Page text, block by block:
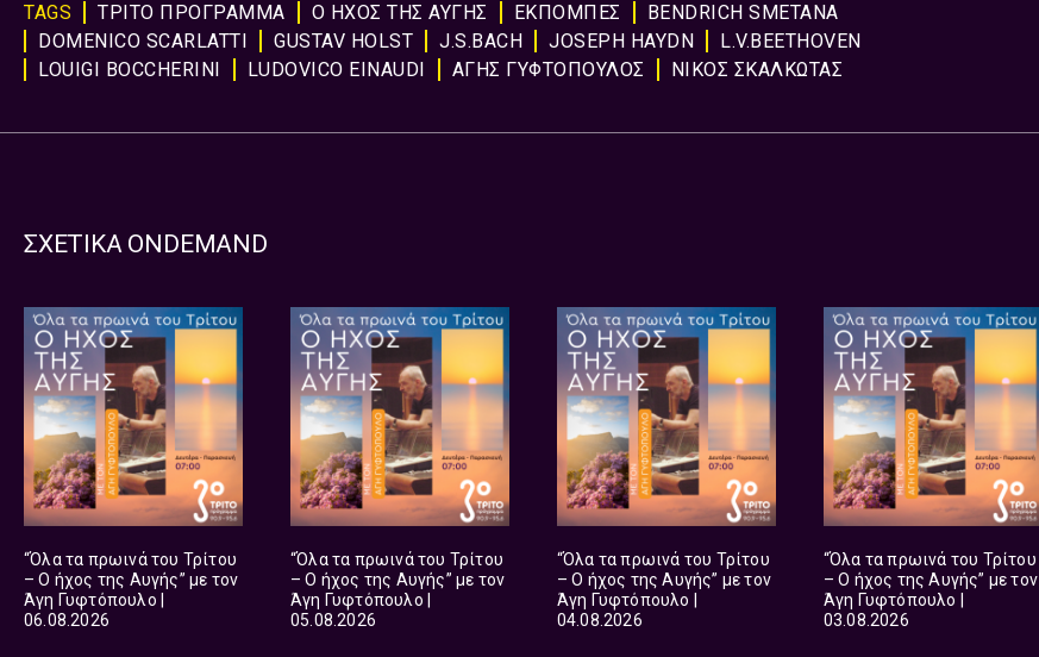
TAGS ΤΡΙΤΟ ΠΡΟΓΡΑΜΜΑ Ο ΗΧΟΣ ΤΗΣ ΑΥΓΗΣ ΕΚΠΟΜΠΈΣ
BENDRICH SMETANA
DOMENICO SCARLATTI
GUSTAV HOLST J.S.BACH JOSEPH HAYDN
L.V.BEETHOVEN
LOUIGI BOCCHERINI
LUDOVICO EINAUDI ΑΓΗΣ ΓΥΦΤΟΠΟΥΛΟΣ ΝΙΚΟΣ ΣΚΑΛΚΩΤΑΣ
ΣΧΕΤΙΚΑ ONDEMAND
“Όλα τα πρωινά του Τρίτου
– Ο ήχος της Αυγής” με τον
Άγη Γυφτόπουλο |
06.08.2026
“Όλα τα πρωινά του Τρίτου
– Ο ήχος της Αυγής” με τον
Άγη Γυφτόπουλο |
05.08.2026
“Όλα τα πρωινά του Τρίτου
– Ο ήχος της Αυγής” με τον
Άγη Γυφτόπουλο |
04.08.2026
“Όλα τα πρωινά του Τρίτου
– Ο ήχος της Αυγής” με τον
Άγη Γυφτόπουλο |
03.08.2026